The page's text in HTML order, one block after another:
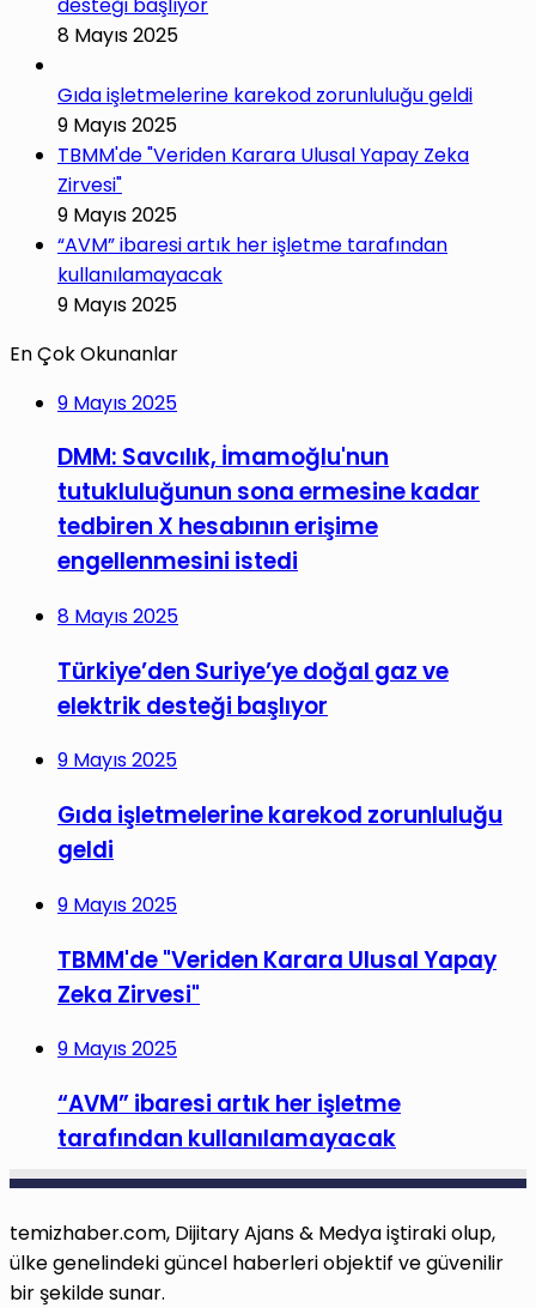
8 Mayıs 2025
Gıda işletmelerine karekod zorunluluğu geldi
9 Mayıs 2025
TBMM'de "Veriden Karara Ulusal Yapay Zeka
Zirvesi"
9 Mayıs 2025
“AVM” ibaresi artık her işletme tarafından
kullanılamayacak
9 Mayıs 2025
En Çok Okunanlar
9 Mayıs 2025
DMM: Savcılık, İmamoğlu'nun
tutukluluğunun sona ermesine kadar
tedbiren X hesabının erişime
engellenmesini istedi
8 Mayıs 2025
Türkiye’den Suriye’ye doğal gaz ve
elektrik desteği başlıyor
9 Mayıs 2025
Gıda işletmelerine karekod zorunluluğu
geldi
9 Mayıs 2025
TBMM'de "Veriden Karara Ulusal Yapay
Zeka Zirvesi"
9 Mayıs 2025
“AVM” ibaresi artık her işletme
tarafından kullanılamayacak
temizhaber.com, Dijitary Ajans & Medya iştiraki olup,
ülke genelindeki güncel haberleri objektif ve güvenilir
bir şekilde sunar.